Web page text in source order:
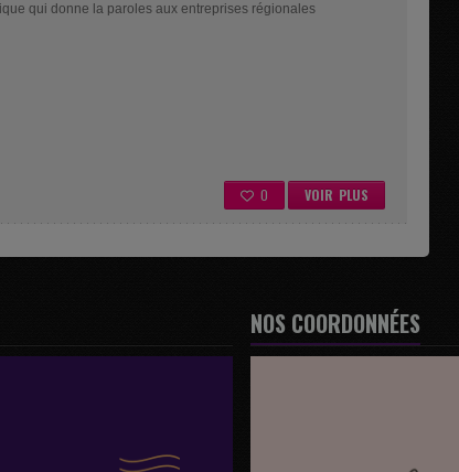
qui donne la paroles aux entreprises régionales
VOIR PLUS
0
NOS COORDONNÉES